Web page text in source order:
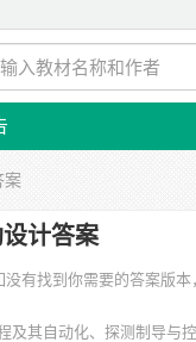
案
计答案
有找到你需要的答案版本
及其自动化、探测制导与